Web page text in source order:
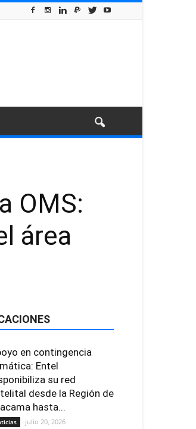
OMS:
área
en contingencia
Entel
su red
desde la Región de
hasta...
julio 20, 2026